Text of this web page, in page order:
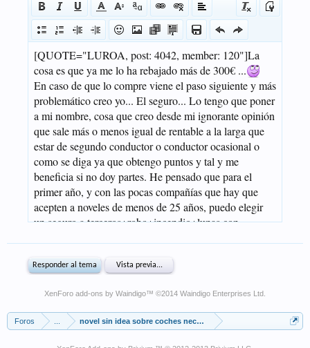
XenForo add-ons by Waindigo™ ©2014 Waindigo Enterprises Ltd
Foros novel sin idea sobre coches necesita ayuda